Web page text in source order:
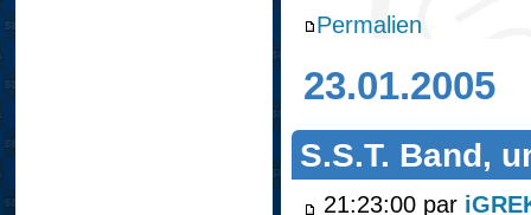
Permalien
23.01.2005
S.S.T. Band,
21:23:00 par